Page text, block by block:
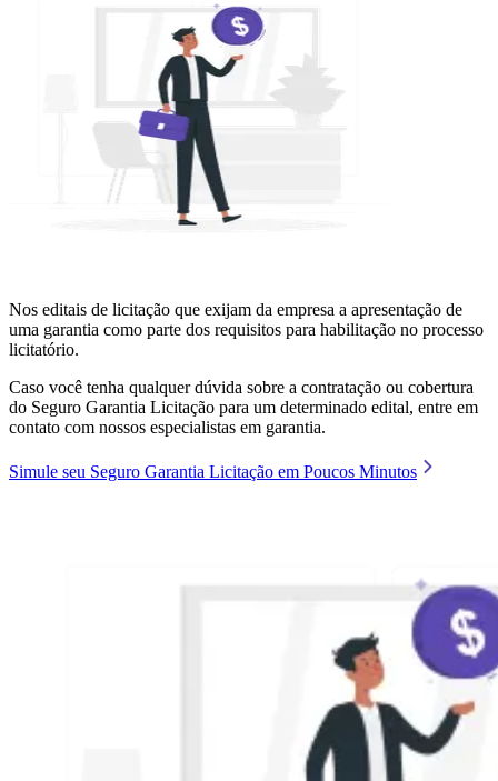
Nos editais de licitação que exijam da empresa a apresentação de
uma garantia como parte dos requisitos para habilitação no processo
licitatório.
Caso você tenha qualquer dúvida sobre a contratação ou cobertura
do Seguro Garantia Licitação para um determinado edital, entre em
contato com nossos especialistas em garantia.
Simule seu Seguro Garantia Licitação em Poucos Minutos